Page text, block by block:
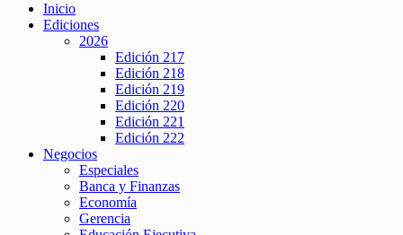
Inicio
Ediciones
2026
Edición 217
Edición 218
Edición 219
Edición 220
Edición 221
Edición 222
Negocios
Especiales
Banca y Finanzas
Economía
Gerencia